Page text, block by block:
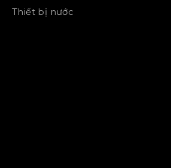
Thiết bị nước